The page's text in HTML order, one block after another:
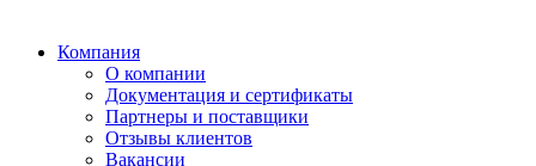
Компания
О компании
Документация и сертификаты
Партнеры и поставщики
Отзывы клиентов
Вакансии